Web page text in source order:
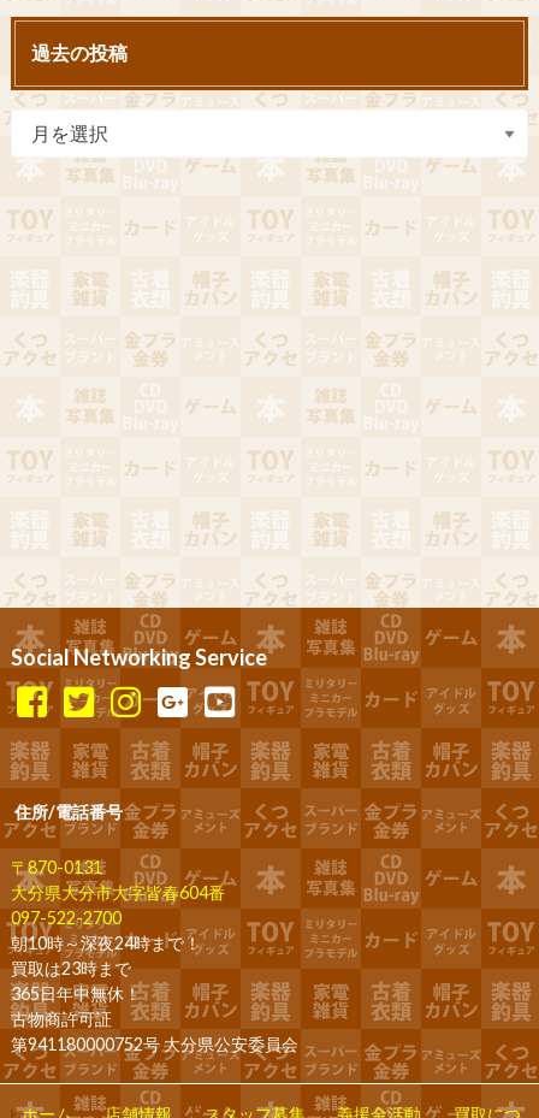
過去の投稿
Social Networking Service
住所/電話番号
〒870-0131
大分県大分市大字皆春604番
097-522-2700
朝10時～深夜24時まで！
買取は23時まで
365日年中無休！
古物商許可証
第941180000752号 大分県公安委員会